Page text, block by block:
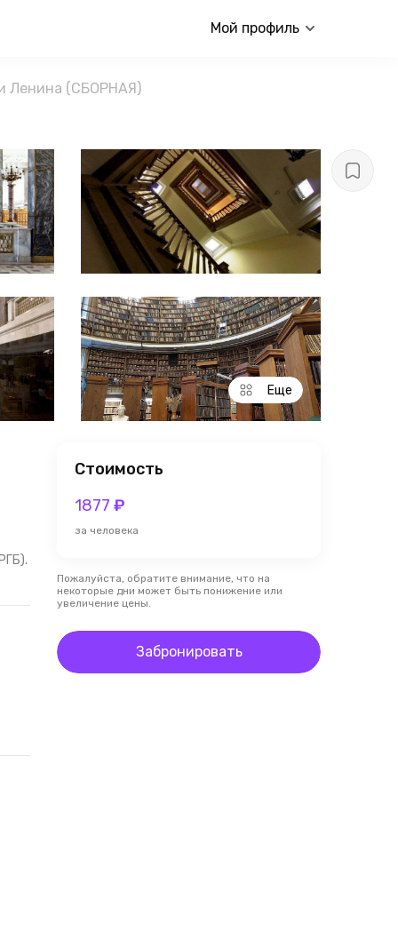
Мой профиль
Ленина (СБОРНАЯ)
Еще
Стоимость
1877 ₽
за человека
Пожалуйста, обратите внимание, что на
некоторые дни может быть понижение или
увеличение цены.
Забронировать